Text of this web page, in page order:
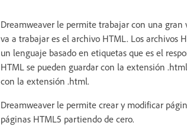
Dreamweaver le permite trabajar con una
va a trabajar es el archivo HTML. Los
un lenguaje basado en etiquetas que es el
HTML se pueden guardar con la extensión
con la extensión .html.
Dreamweaver le permite crear y modificar
páginas HTML5 partiendo de cero.